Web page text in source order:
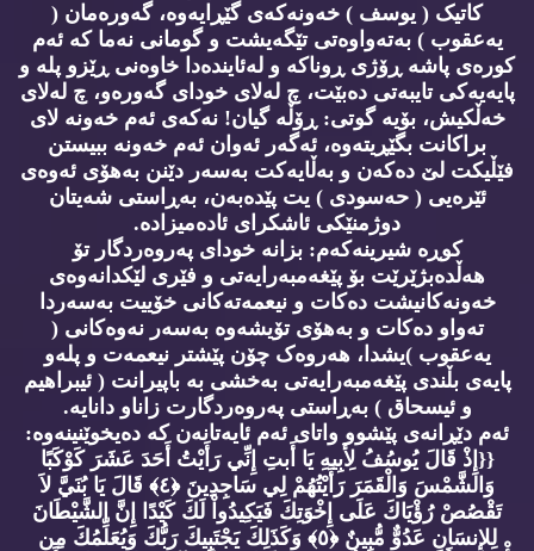
کاتیک ( یوسف ) خەونەکەی گێڕایەوە، گەورەمان (
یەعقوب ) بەتەواوەتی تێگەیشت و گومانی نەما کە ئەم
کورەی پاشە ڕۆژی ڕوناکە و لەئایندەدا خاوەنی ڕێزو پلە و
پایەیەکی تایبەتی دەبێت، چ لەلای خودای گەورەو، چ لەلای
خەڵکیش، بۆیە گوتی: ڕۆڵە گیان! نەکەی ئەم خەونە لای
براکانت بگێڕیتەوە، ئەگەر ئەوان ئەم خەونە ببیستن
فێڵیکت لێ دەکەن و بەڵایەکت بەسەر دێنن بەهۆی ئەوەی
ئێرەیی ( حەسودی ) یت پێدەبەن، بەڕاستی شەیتان
دوژمنێکی ئاشکرای ئادەمیزادە.
کوڕە شیرینەکەم: بزانە خودای پەروەردگار تۆ
هەڵدەبژێرێت بۆ پێغەمبەرایەتی و فێری لێکدانەوەی
خەونەکانیشت دەکات و نیعمەتەکانی خۆییت بەسەردا
تەواو دەکات و بەهۆی تۆیشەوە بەسەر نەوەکانی (
یەعقوب )یشدا، هەروەک چۆن پێشتر نیعمەت و پلەو
پایەی بڵندی پێغەمبەرایەتی بەخشی بە باپیرانت ( ئیبراهیم
و ئیسحاق ) بەڕاستی پەروەردگارت زاناو دانایە.
ئەم دێڕانەی پێشوو واتای ئەم ئایەتانەن کە دەیخوێنینەوە:
{{إِذْ قَالَ يُوسُفُ لِأَبِيهِ يَا أَبتِ إِنِّي رَأَيْتُ أَحَدَ عَشَرَ كَوْكَبًا
وَالشَّمْسَ وَالْقَمَرَ رَأَيْتُهُمْ لِي سَاجِدِينَ ﴿٤﴾ قَالَ يَا بُنَيَّ لاَ
تَقْصُصْ رُؤْيَاكَ عَلَى إِخْوَتِكَ فَيَكِيدُواْ لَكَ كَيْدًا إِنَّ الشَّيْطَانَ
لِلإِنسَانِ عَدُوٌّ مُّبِينٌ ﴿٥﴾ وَكَذَلِكَ يَجْتَبِيكَ رَبُّكَ وَيُعَلِّمُكَ مِن